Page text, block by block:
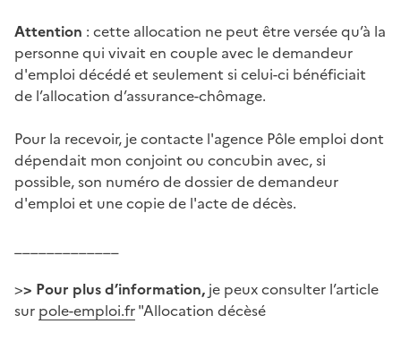
Attention : cette allocation ne peut être versée qu’à la
personne qui vivait en couple avec le demandeur
d'emploi décédé et seulement si celui-ci bénéficiait
de l’allocation d’assurance-chômage.
Pour la recevoir, je contacte l'agence Pôle emploi dont
dépendait mon conjoint ou concubin avec, si
possible, son numéro de dossier de demandeur
d'emploi et une copie de l'acte de décès.
>> Pour plus d’information, je peux consulter l’article
sur pole-emploi.fr"Allocation décèsé